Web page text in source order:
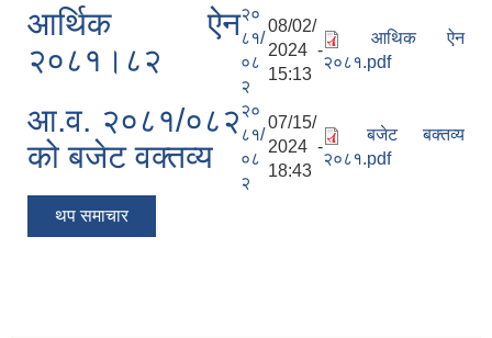
आर्थिक ऐन
२०८१।८२
२०
८१/
०८
२
08/02/
2024 -
15:13
आथिक ऐन
२०८१.pdf
आ.व. २०८१/०८२
को बजेट वक्तव्य
२०
८१/
०८
२
07/15/
2024 -
18:43
बजेट बक्तव्य
२०८१.pdf
थप समाचार